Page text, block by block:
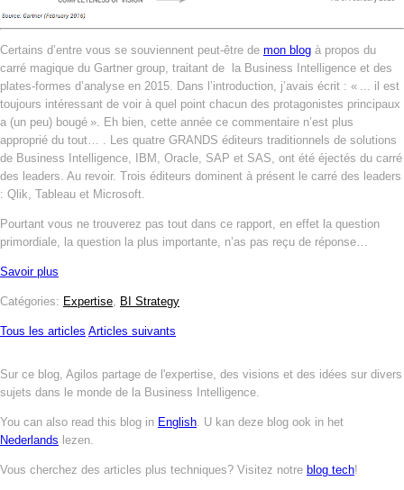
Certains d’entre vous se souviennent peut-être de mon blog à propos du
carré magique du Gartner group, traitant de la Business Intelligence et des
plates-formes d’analyse en 2015. Dans l’introduction, j’avais écrit : « ... il est
toujours intéressant de voir à quel point chacun des protagonistes principaux
a (un peu) bougé ». Eh bien, cette année ce commentaire n’est plus
approprié du tout… . Les quatre GRANDS éditeurs traditionnels de solutions
de Business Intelligence, IBM, Oracle, SAP et SAS, ont été éjectés du carré
des leaders. Au revoir. Trois éditeurs dominent à présent le carré des leaders
: Qlik, Tableau et Microsoft.
Pourtant vous ne trouverez pas tout dans ce rapport, en effet la question
primordiale, la question la plus importante, n’as pas reçu de réponse…
Savoir plus
Catégories: Expertise BI Strategy
Tous les articles Articles suivants
Sur ce blog, Agilos partage de l'expertise, des visions et des idées sur divers
sujets dans le monde de la Business Intelligence.
You can also read this blog in English . U kan deze blog ook in het
Nederlands lezen.
Vous cherchez des articles plus techniques? Visitez notre blog tech!